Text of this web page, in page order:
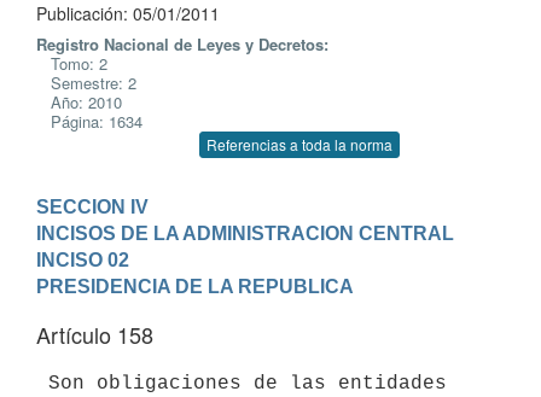
Publicación: 05/01/2011
Registro Nacional de Leyes y Decretos:
Tomo: 2
Semestre: 2
Año: 2010
Página: 1634
Referencias a toda la norma
SECCION IV
INCISOS DE LA ADMINISTRACION CENTRAL
INCISO 02
PRESIDENCIA DE LA REPUBLICA
Artículo 158